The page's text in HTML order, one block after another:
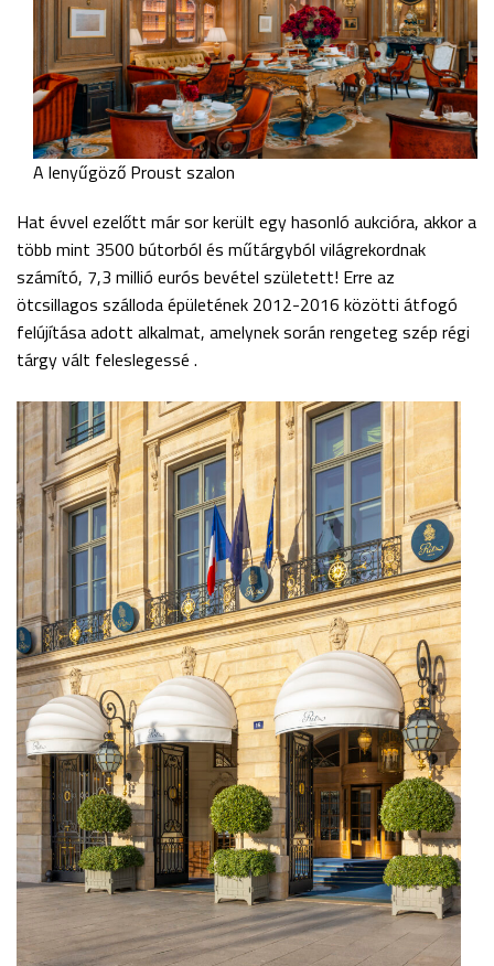
A lenyűgöző Proust szalon
Hat évvel ezelőtt már sor került egy hasonló aukcióra, akkor a
több mint 3500 bútorból és műtárgyból világrekordnak
számító, 7,3 millió eurós bevétel született! Erre az
ötcsillagos szálloda épületének 2012-2016 közötti átfogó
felújítása adott alkalmat, amelynek során rengeteg szép régi
tárgy vált feleslegessé .